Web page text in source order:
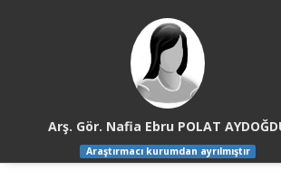
Arş. Gör. Nafia Ebru POLAT
Araştırmacı kurumdan ayrılmıştır